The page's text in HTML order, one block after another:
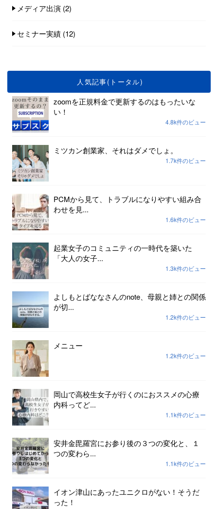
メディア出演 (2)
セミナー実績 (12)
人気記事(トータル)
zoomを正規料金で更新するのはもったいな
い！
4.8k件のビュー
ミツカン創業家、それはダメでしょ。
1.7k件のビュー
PCMから見て、トラブルになりやすい組み合
わせを見...
1.6k件のビュー
起業女子のコミュニティの一時代を築いた
「大人の女子...
1.3k件のビュー
よしもとばななさんのnote、母親と姉との関係
が切...
1.2k件のビュー
メニュー
1.2k件のビュー
岡山で高校生女子が行くのにおススメの心療
内科ってど...
1.1k件のビュー
安井金毘羅宮にお参り後の３つの変化と、１
つの変わら...
1.1k件のビュー
イオン津山にあったユニクロがない！そうだ
った！